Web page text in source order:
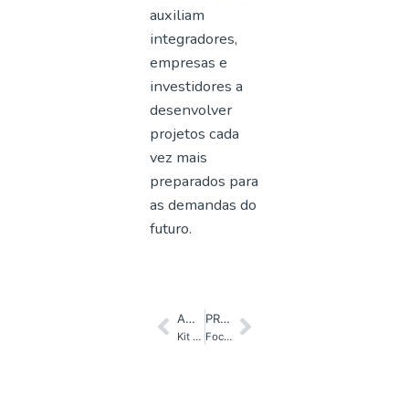
auxiliam
integradores,
empresas e
investidores a
desenvolver
projetos cada
vez mais
preparados para
as demandas do
futuro.
ANTERIOR
Kit Anti Apagão: energia garantida mesmo durante quedas de luz
PRÓXIMO
Foco Energia vai à China em busca das tecnologias que vão transformar o futuro da energia